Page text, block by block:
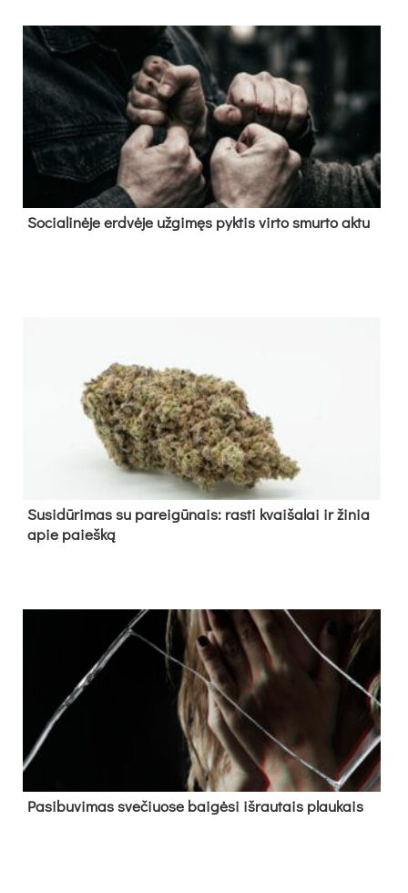
So­cia­li­nė­je erd­vė­je už­gi­męs pyk­tis vir­to smur­to ak­tu
Su­si­dū­ri­mas su pa­rei­gū­nais: ras­ti kvai­ša­lai ir ži­nia
apie paieš­ką
Pa­si­bu­vi­mas sve­čiuo­se bai­gė­si iš­rau­tais plau­kais